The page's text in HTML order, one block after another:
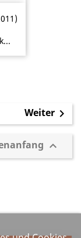
Weiter 
